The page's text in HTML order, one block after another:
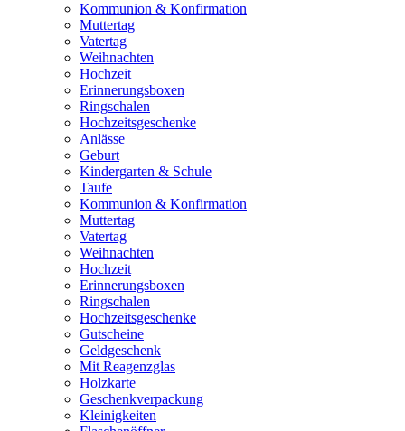
Kommunion & Konfirmation
Muttertag
Vatertag
Weihnachten
Hochzeit
Erinnerungsboxen
Ringschalen
Hochzeitsgeschenke
Anlässe
Geburt
Kindergarten & Schule
Taufe
Kommunion & Konfirmation
Muttertag
Vatertag
Weihnachten
Hochzeit
Erinnerungsboxen
Ringschalen
Hochzeitsgeschenke
Gutscheine
Geldgeschenk
Mit Reagenzglas
Holzkarte
Geschenkverpackung
Kleinigkeiten